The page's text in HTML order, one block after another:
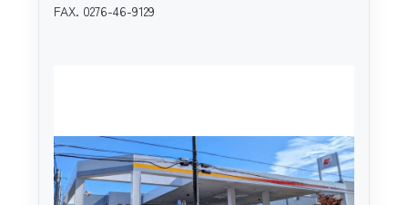
FAX. 0276-46-9129